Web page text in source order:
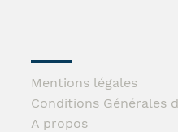
Mentions légales
Conditions Générales
A propos